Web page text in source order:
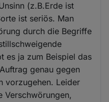
(z.B.Erde ist
ist seriös. Man
durch die Begriffe
es ja zum Beispiel das
genau gegen
vorzugehen. Leider
Verschwörungen,